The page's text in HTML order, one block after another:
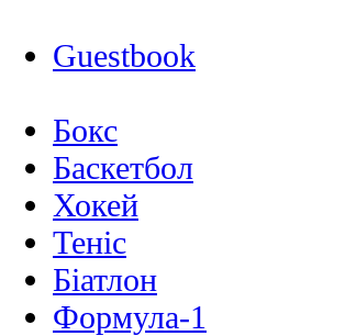
Guestbook
Бокс
Баскетбол
Хокей
Теніс
Біатлон
Формула-1